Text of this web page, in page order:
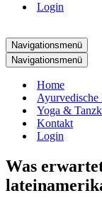
Login
Navigationsmenü
Navigationsmenü
Home
Ayurvedische
Yoga &
Kontakt
Login
Was